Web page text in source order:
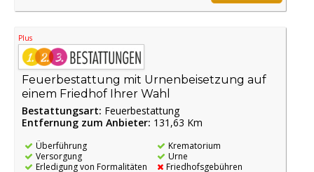
Plus
Feuerbestattung mit Urnenbeisetzung auf
einem Friedhof Ihrer Wahl
Bestattungsart: Feuerbestattung
Entfernung zum Anbieter: 131,63 Km
Überführung
Versorgung
Erledigung von Formalitäten
Krematorium
Urne
Friedhofsgebühren